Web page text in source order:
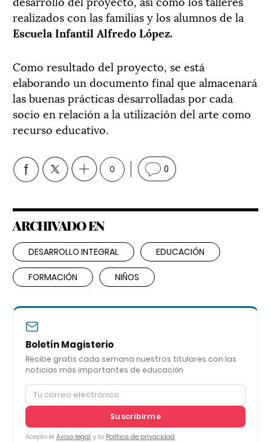
realizados con las familias y los alumnos de la
Escuela Infantil Alfredo López.
Como resultado del proyecto, se está
elaborando un documento final que almacenará
las buenas prácticas desarrolladas por cada
socio en relación a la utilización del arte como
recurso educativo.
0 0
ARCHIVADO EN
DESARROLLO INTEGRAL EDUCACIÓN
FORMACIÓN NIÑOS
Boletín Magisterio
Recibe gratis cada semana nuestros titulares con las
noticias más importantes de educación
Suscribirme
Acepto el Aviso legal y la Política de privacidad